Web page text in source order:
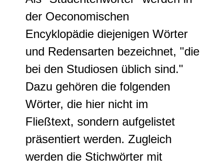
der Oeconomischen
Encyklopädie diejenigen Wörter
und Redensarten bezeichnet, "die
bei den Studiosen üblich sind."
Dazu gehören die folgenden
Wörter, die hier nicht im
Fließtext, sondern aufgelistet
präsentiert werden. Zugleich
werden die Stichwörter mit